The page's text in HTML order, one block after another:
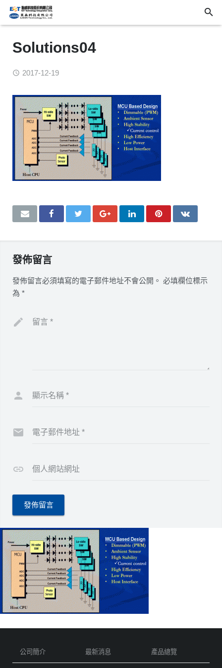
Solutions04
2017-12-19
發佈留言
發佈留言必須填寫的電子郵件地址不會公開。 必填欄位標示
為 *
留言 *
顯示名稱 *
電子郵件地址 *
個人網站網址
公司簡介 最新消息 產品總覽